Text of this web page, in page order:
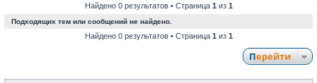
Найдено 0 результатов • Страница 1 из 1
Подходящих тем или сообщений не найдено.
Найдено 0 результатов • Страница 1 из 1
Перейти